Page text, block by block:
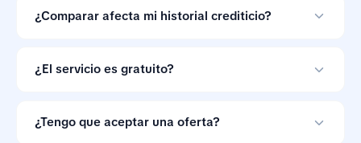
préstamos en línea y no otorga créditos.
¿Comparar afecta mi historial crediticio?
crediticio.
¿El servicio es gratuito?
ofertas de préstamos.
¿Tengo que aceptar una oferta?